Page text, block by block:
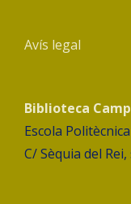
Avís legal
Biblioteca
Escola
C/ Sèquia del